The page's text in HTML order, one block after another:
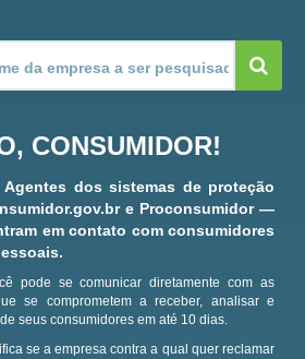
CONSUMIDOR!
dos sistemas de proteção
e Proconsumidor —
em contato com consumidores
pode se comunicar diretamente com as
se comprometem a receber, analisar e
seus consumidores em até 10 dias.
se a empresa contra a qual quer reclamar